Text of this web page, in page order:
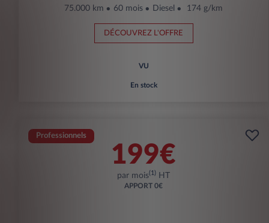
75.000 km 60 mois Diesel 174 g/km
DÉCOUVREZ L'OFFRE
VU
En stock
Professionnels
199€
par mois(1) HT
APPORT 0€